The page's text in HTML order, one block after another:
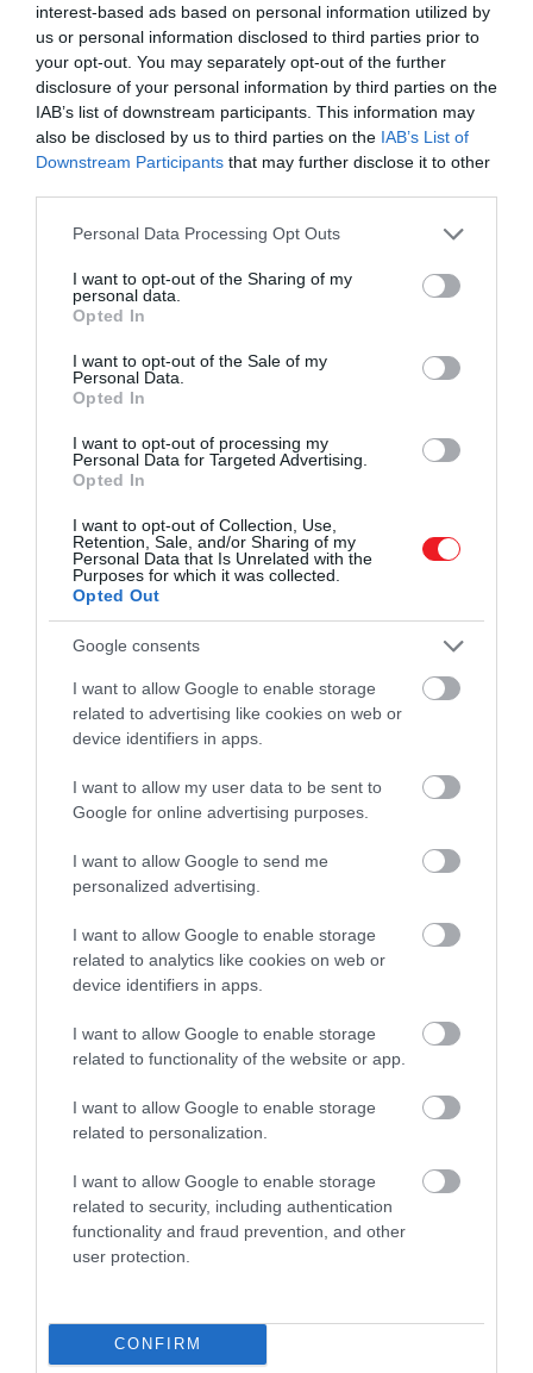
interest-based ads based on personal information utilized by
us or personal information disclosed to third parties prior to
your opt-out. You may separately opt-out of the further
disclosure of your personal information by third parties on the
IAB’s list of downstream participants. This information may
also be disclosed by us to third parties on the IAB’s List of
Downstream Participants that may further disclose it to other
Please note that this website/app uses one or more Google
not limited to your visit or usage behaviour. You may click to
grant or deny consent to Google and its third-party tags to
use your data for below specified purposes in below Google
consent section.
Personal Data Processing Opt Outs
I want to opt-out of the Sharing of my
personal data.
Opted In
I want to opt-out of the Sale of my
Personal Data.
Opted In
I want to opt-out of processing my
Personal Data for Targeted Advertising.
Opted In
I want to opt-out of Collection, Use,
Retention, Sale, and/or Sharing of my
Personal Data that Is Unrelated with the
Purposes for which it was collected.
Opted Out
Google consents
I want to allow Google to enable storage
related to advertising like cookies on web or
device identifiers in apps.
I want to allow my user data to be sent to
Google for online advertising purposes.
I want to allow Google to send me
personalized advertising.
I want to allow Google to enable storage
related to analytics like cookies on web or
device identifiers in apps.
I want to allow Google to enable storage
related to functionality of the website or app.
I want to allow Google to enable storage
related to personalization.
I want to allow Google to enable storage
related to security, including authentication
functionality and fraud prevention, and other
user protection.
CONFIRM
1941. december 7-i Pearl Harbor elleni támadása
azonban cselekvésre késztette az egyesületet.
Mivel az Egyesült Államok hivatalosan is háborúban
állt, az uránfejlesztés és az atombomba lehetséges
megépítésének kérdése újból érdeklődésre talált. A
lelkesedés ellenére a lehetőségek jócskán
Így a hadsereg mérnöki testülete vette át az
atomfegyverek előállítására irányuló erőfeszítéseket
a hazai fronton. 1942. augusztus 13-án a Hadtest
létrehozta a Manhattan Mérnöki Körzetet, amelyet a
New York-i székhelyéről neveztek el. Majd
szeptember 17-én
nevezték ki a projekt élére, akit ezután
dandártábornokká léptették elő. Kinevezését
követő két napon belül Groves gyors döntéseket
hozott a projekt beindítása érdekében, és három
kezdetleges helyszínt választott ki az atombomba
gyártására.
Ez is érdekelhet: Feljavított videón az USA
történelmének legnagyobb nukleáris
robbantása
Leslie R. Groves
Groves először a Tennessee állambeli Oak Ridge-et